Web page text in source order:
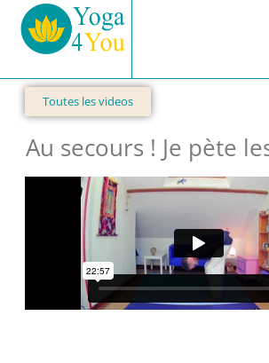
Toutes les videos
Au secours ! Je pète